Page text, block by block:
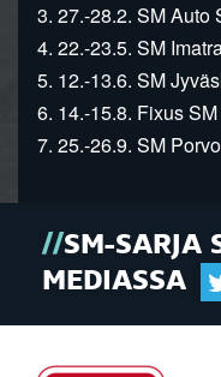
3. 27.-28.2. SM Auto
4. 22.-23.5. SM
5. 12.-13.6. SM
6. 14.-15.8. Fixus
7. 25.-26.9. SM
SM-SARJA
MEDIASSA